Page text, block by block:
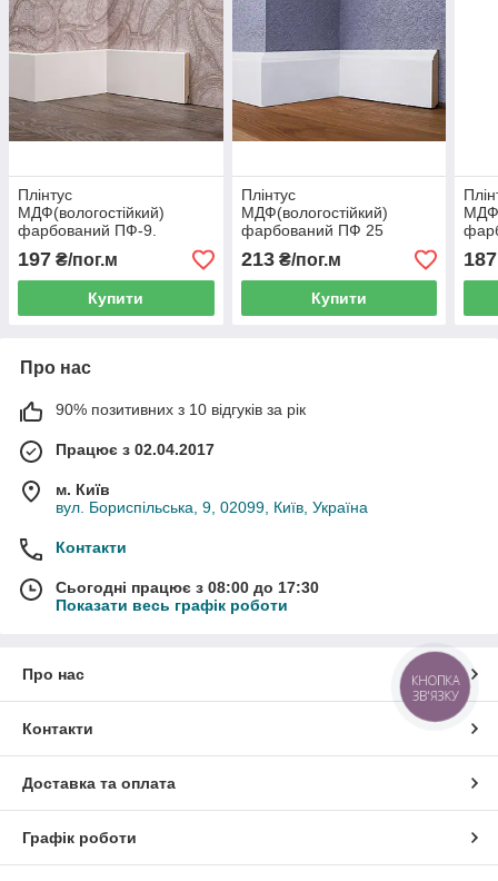
Плінтус
МДФ(вологостійкий)
фарбований ПФ-9.
80х10х2500
197 ₴/пог.м
Купити
Плінтус
МДФ(вологостійкий)
фарбований ПФ 25
80×12×2500 – білий
плінтус
213₴/пог.м
Купити
187
Про нас
90% позитивних з 10 відгуків за рік
Працює з 02.04.2017
м. Київ
вул. Бориспільська, 9, 02099, Київ, Україна
Контакти
Сьогодні працює з 08:00 до 17:30
Показати весь графік роботи
Про нас
Контакти
Доставка та оплата
Графік роботи
КНОПКА
ЗВ'ЯЗКУ